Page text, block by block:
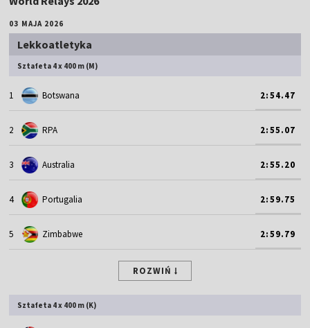
03 MAJA 2026
Lekkoatletyka
Sztafeta 4 x 400 m (M)
1 Botswana 2:54.47
2 RPA 2:55.07
3 Australia 2:55.20
4 Portugalia 2:59.75
5 Zimbabwe 2:59.79
ROZWIŃ
Sztafeta 4 x 400 m (K)